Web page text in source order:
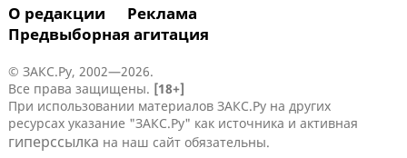
О редакции
Реклама
Предвыборная агитация
© ЗАКС.Ру, 2002—2026.
Все права защищены. [18+]
При использовании материалов ЗАКС.Ру на других
ресурсах указание "ЗАКС.Ру" как источника и активная
гиперссылка на наш сайт обязательны.